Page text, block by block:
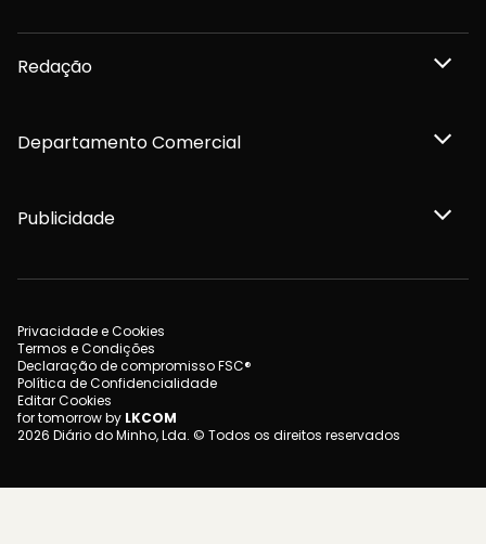
Redação
Departamento Comercial
Publicidade
Privacidade e Cookies
Termos e Condições
Declaração de compromisso FSC®
Política de Confidencialidade
Editar Cookies
for tomorrow by LKCOM
2026 Diário do Minho, Lda. © Todos os direitos reservados